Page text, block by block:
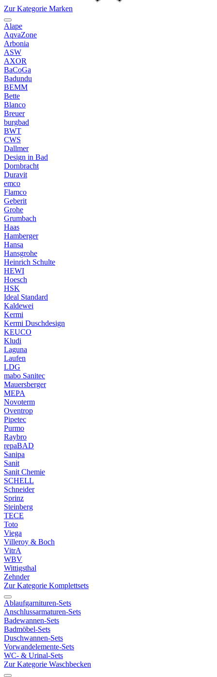
Zur Kategorie Marken
Alape
AqvaZone
Arbonia
ASW
AXOR
BaCoGa
Badundu
BEMM
Bette
Blanco
Breuer
burgbad
BWT
CWS
Dallmer
Design in Bad
Dornbracht
Duravit
emco
Flamco
Geberit
Grohe
Grumbach
Haas
Hamberger
Hansa
Hansgrohe
Heinrich Schulte
HEWI
Hoesch
HSK
Ideal Standard
Kaldewei
Kermi
Kermi Duschdesign
KEUCO
Kludi
Laguna
Laufen
LDG
mabo Sanitec
Mauersberger
MEPA
Novoterm
Oventrop
Pipetec
Purmo
Raybro
repaBAD
Sanipa
Sanit
Sanit Chemie
SCHELL
Schneider
Sprinz
Steinberg
TECE
Toto
Viega
Villeroy & Boch
VitrA
WBV
Wittigsthal
Zehnder
Zur Kategorie Komplettsets
Ablaufgarnituren-Sets
Anschlussarmaturen-Sets
Badewannen-Sets
Badmöbel-Sets
Duschwannen-Sets
Vorwandelemente-Sets
WC- & Urinal-Sets
Zur Kategorie Waschbecken